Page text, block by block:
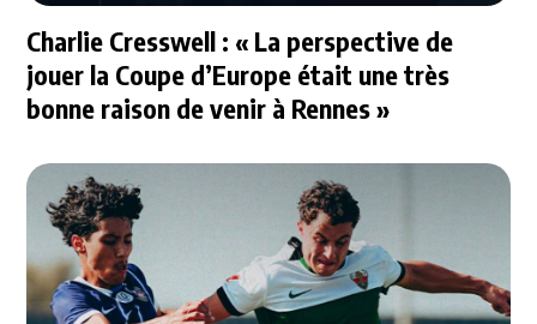
Charlie Cresswell : « La perspective de
jouer la Coupe d’Europe était une très
bonne raison de venir à Rennes »